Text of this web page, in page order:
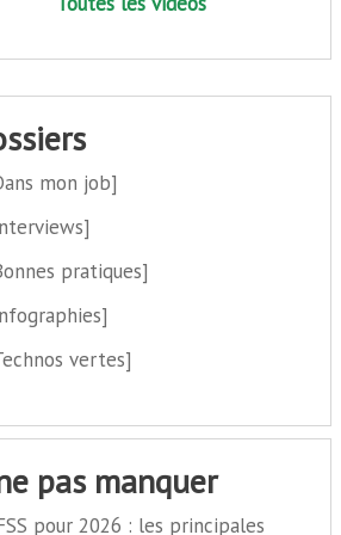
mon job]
pratiques]
vertes]
ne pas manquer
pour 2026 : les principales